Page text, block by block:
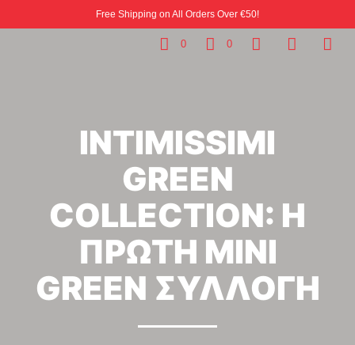
Free Shipping on All Orders Over €50!
0 0
INTIMISSIMI
GREEN
COLLECTION: Η
ΠΡΩΤΗ ΜΙΝΙ
GREEN ΣΥΛΛΟΓΗ